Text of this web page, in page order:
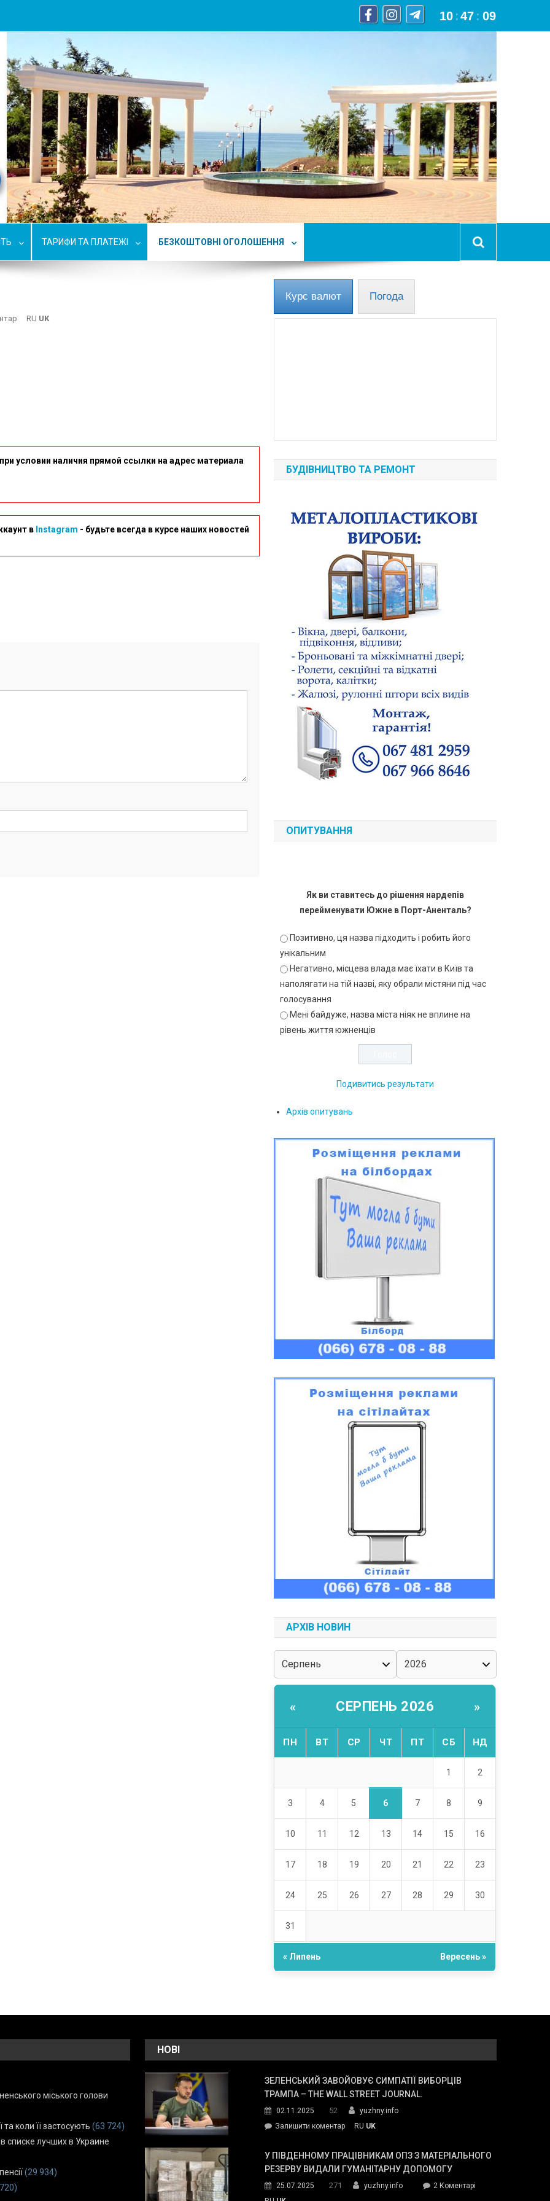
10 :47 : 10
ТАРИФИ ТА ПЛАТЕЖІ БЕЗКОШТОВНІ ОГОЛОШЕННЯ
RU UK
условии наличия прямой ссылки на адрес материала
в Instagram - будьте всегда в курсе наших новостей
Курс валют Погода
БУДІВНИЦТВО ТА РЕМОНТ
ОПИТУВАННЯ
Як ви ставитесь до рішення нардепів
перейменувати Южне в Порт-Аненталь?
Позитивно, ця назва підходить і робить його
унікальним
Негативно, місцева влада має їхати в Київ та
наполягати на тій назві, яку обрали містяни під час
голосування
Мені байдуже, назва міста ніяк не вплине на
рівень життя южненців
Подивитись результати
Архів опитувань
АРХІВ НОВИН
« СЕРПЕНЬ 2026 »
ПН ВТ СР ЧТ ПТ СБ НД
1 2
3 4 5 6 7 8 9
10 11 12 13 14 15 16
17 18 19 20 21 22 23
24 25 26 27 28 29 30
31
« Липень Вересень »
міського голови
коли її застосують (63 724)
списке лучших в Украине
(29 934)
НОВІ
ЗЕЛЕНСЬКИЙ ЗАВОЙОВУЄ СИМПАТІЇ ВИБОРЦІВ
ТРАМПА – THE WALL STREET JOURNAL.
02.11.2025 52
yuzhny.info
Залишити коментарon
завойовує
симпатії
Трампа
RU UK
У ПІВДЕННОМУ ПРАЦІВНИКАМ ОПЗ З МАТЕРІАЛЬНОГО
РЕЗЕРВУ ВИДАЛИ ГУМАНІТАРНУ ДОПОМОГУ
25.07.2025 271 yuzhny.info 2 Коментарідо